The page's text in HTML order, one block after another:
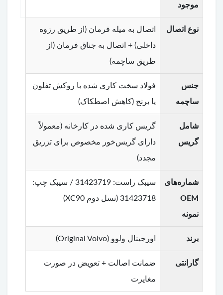
موجود
نوع اتصال
اتصال به میله فرمان (از طریق رزوه
داخلی) + اتصال به جناق فرمان (از
طریق ساچمه)
جنس
ساچمه
فولاد سخت کاری شده با روکش تفلون
یا برنج (کاهش اصطکاک)
شامل
گریس
گریس کاری شده در کارخانه (معمولاً
دارای گریس‌خور مخصوص برای تزریق
مجدد)
شماره‌های
OEM
نمونه
سیبک راست: 31423719 / سیبک چپ:
31423718 (نسل دوم XC90)
برند اورجینال ولوو (Original Volvo)
گارانتی
ضمانت اصالت + تعویض در صورت
مغایرت